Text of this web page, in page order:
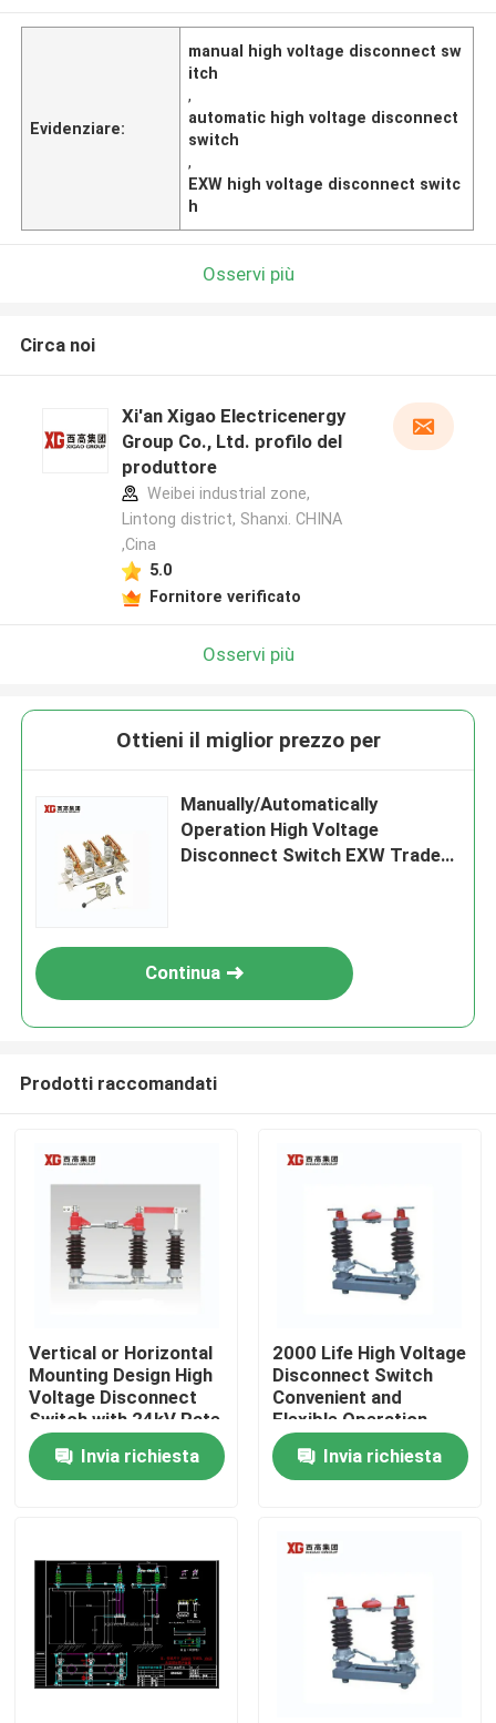
Casa
Prodotti
Evidenziare:
manual high voltage disconnect sw
itch
,
automatic high voltage disconnect
switch
,
EXW high voltage disconnect switc
h
Osservi più
Circa noi
Xi'an Xigao Electricenergy
Group Co., Ltd. profilo del
produttore
Weibei industrial zone,
Lintong district, Shanxi. CHINA
,Cina
5.0
Fornitore verificato
Osservi più
Ottieni il miglior prezzo per
Manually/Automatically
Operation High Voltage
Disconnect Switch EXW Trade
Continua
Prodotti raccomandati
Vertical or Horizontal
Mounting Design High
Voltage Disconnect
Switch with 24kV Rate
Voltage
Invia richiesta
2000 Life High Voltage
Disconnect Switch
Convenient and
Flexible Operation
Invia richiesta